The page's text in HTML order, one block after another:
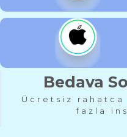
Bedava
Ücretsiz
fazla